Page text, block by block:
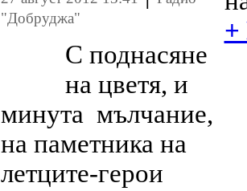
"Добруджа"
С поднасяне
на цветя, и
минута мълчание,
на паметника на
летците-герои
+